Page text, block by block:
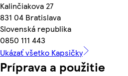
Kalinčiakova 27
831 04 Bratislava
Slovenská republika
0850 111 443
Ukázať všetko Kapsičky
Príprava a použitie